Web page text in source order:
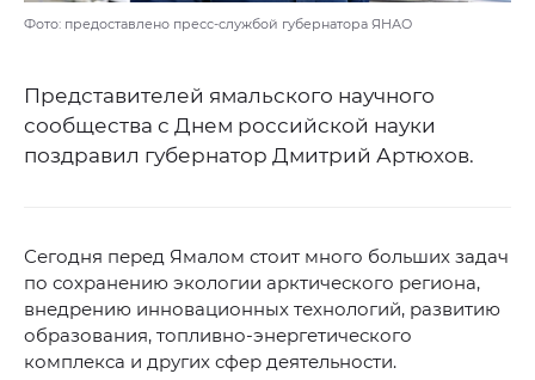
Фото: предоставлено пресс-службой губернатора ЯНАО
Представителей ямальского научного
сообщества с Днем российской науки
поздравил губернатор Дмитрий Артюхов.
Сегодня перед Ямалом стоит много больших задач
по сохранению экологии арктического региона,
внедрению инновационных технологий, развитию
образования, топливно-энергетического
комплекса и других сфер деятельности.